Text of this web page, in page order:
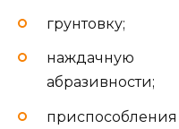
грунтовку;
наждачную
абразивности;